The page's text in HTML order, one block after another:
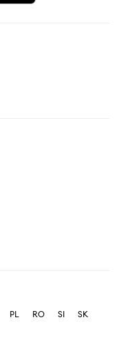
PL RO SI
SK